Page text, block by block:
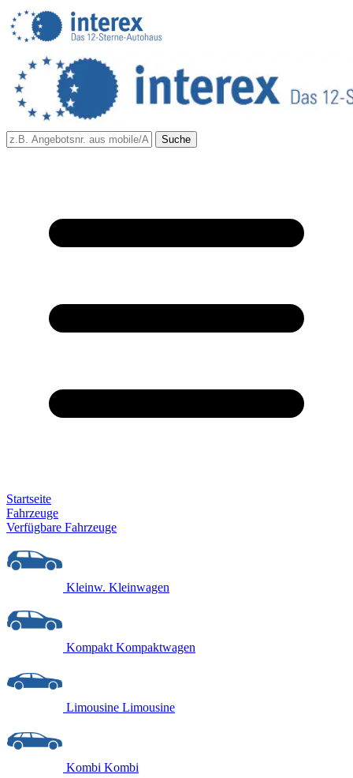
Suche
Startseite
Fahrzeuge
Verfügbare Fahrzeuge
Kleinw. Kleinwagen
Kompakt Kompaktwagen
Limousine Limousine
Kombi Kombi